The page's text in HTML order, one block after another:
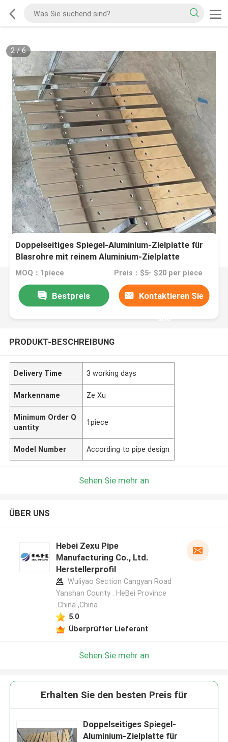
2/6
Doppelseitiges Spiegel-Aluminium-Zielplatte für
Blasrohre mit reinem Aluminium-Zielplatte
MOQ：1piece Preis：$5- $20 per piece
Bestpreis Kontaktieren Sie
uns
PRODUKT-BESCHREIBUNG
Delivery Time 3 working days
Markenname Ze Xu
Minimum Order Q
uantity
1piece
Model Number According to pipe design
Sehen Sie mehr an
ÜBER UNS
Hebei Zexu Pipe
Manufacturing Co., Ltd.
Herstellerprofil
Wuliyao Section Cangyan Road
Yanshan County . HeBei Province
.China ,China
5.0
Überprüfter Lieferant
Sehen Sie mehr an
Erhalten Sie den besten Preis für
Doppelseitiges Spiegel-
Aluminium-Zielplatte für